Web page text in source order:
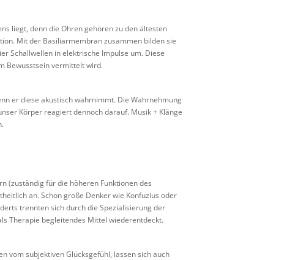
liegt, denn die Ohren gehören zu den ältesten
Mit der Basiliarmembran zusammen bilden sie
Schallwellen in elektrische Impulse um. Diese
Bewusstsein vermittelt wird.
er diese akustisch wahrnimmt. Die Wahrnehmung
Körper reagiert dennoch darauf. Musik + Klänge
(zuständig für die höheren Funktionen des
an. Schon große Denker wie Konfuzius oder
trennten sich durch die Spezialisierung der
Therapie begleitendes Mittel wiederentdeckt.
vom subjektiven Glücksgefühl, lassen sich auch